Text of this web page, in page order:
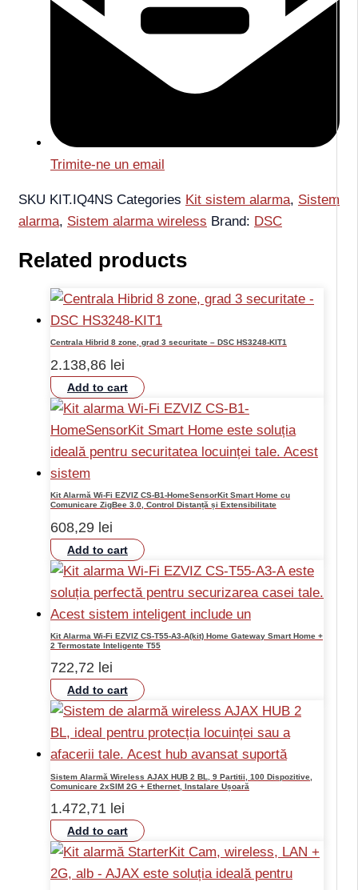
Trimite-ne un email
SKU KIT.IQ4NS Categories Kit sistem alarma, Sistem
alarma, Sistem alarma wireless Brand: DSC
Related products
Centrala Hibrid 8 zone, grad 3 securitate – DSC HS3248-KIT1
2.138,86 lei
Add to cart
Kit Alarmă Wi-Fi EZVIZ CS-B1-HomeSensorKit Smart Home cu
Comunicare ZigBee 3.0, Control Distanță și Extensibilitate
608,29 lei
Add to cart
Kit Alarma Wi-Fi EZVIZ CS-T55-A3-A(kit) Home Gateway Smart Home +
2 Termostate Inteligente T55
722,72 lei
Add to cart
Sistem Alarmă Wireless AJAX HUB 2 BL, 9 Partitii, 100 Dispozitive,
Comunicare 2xSIM 2G + Ethernet, Instalare Ușoară
1.472,71 lei
Add to cart